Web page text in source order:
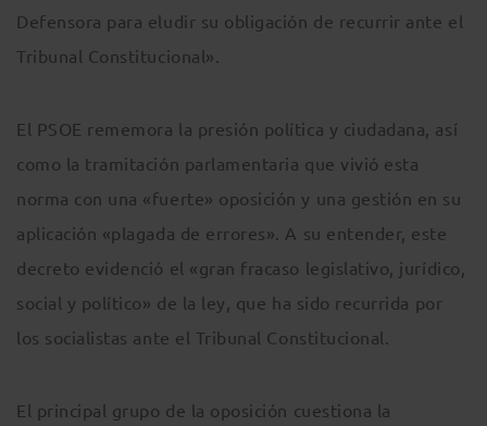
Defensora para eludir su obligación de recurrir ante el
Tribunal Constitucional».
El PSOE rememora la presión política y ciudadana, así
como la tramitación parlamentaria que vivió esta
norma con una «fuerte» oposición y una gestión en su
aplicación «plagada de errores». A su entender, este
decreto evidenció el «gran fracaso legislativo, jurídico,
social y político» de la ley, que ha sido recurrida por
los socialistas ante el Tribunal Constitucional.
El principal grupo de la oposición cuestiona la